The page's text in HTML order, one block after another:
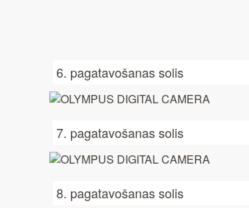
6. pagatavošanas solis
7. pagatavošanas solis
8. pagatavošanas solis